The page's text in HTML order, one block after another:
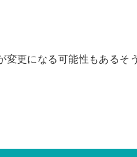
更になる可能性もあるそ